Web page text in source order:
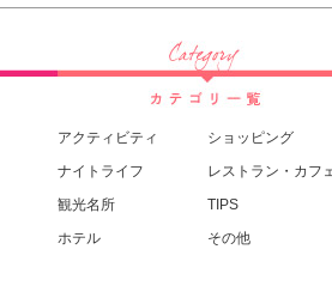
アクティビティ
ナイトライフ
観光名所
ホテル
ショッピング
レストラン・カフ
TIPS
その他